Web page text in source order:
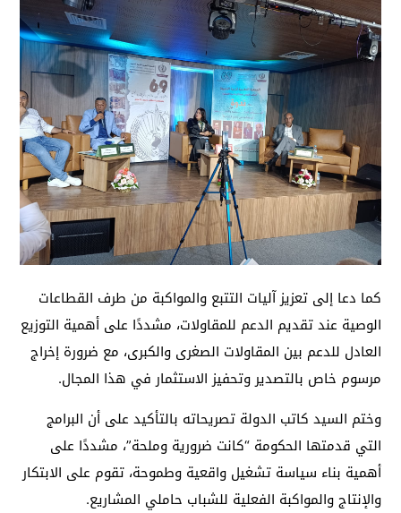
كما دعا إلى تعزيز آليات التتبع والمواكبة من طرف القطاعات
الوصية عند تقديم الدعم للمقاولات، مشددًا على أهمية التوزيع
العادل للدعم بين المقاولات الصغرى والكبرى، مع ضرورة إخراج
مرسوم خاص بالتصدير وتحفيز الاستثمار في هذا المجال.
وختم السيد كاتب الدولة تصريحاته بالتأكيد على أن البرامج
التي قدمتها الحكومة “كانت ضرورية وملحة”، مشددًا على
أهمية بناء سياسة تشغيل واقعية وطموحة، تقوم على الابتكار
والإنتاج والمواكبة الفعلية للشباب حاملي المشاريع.